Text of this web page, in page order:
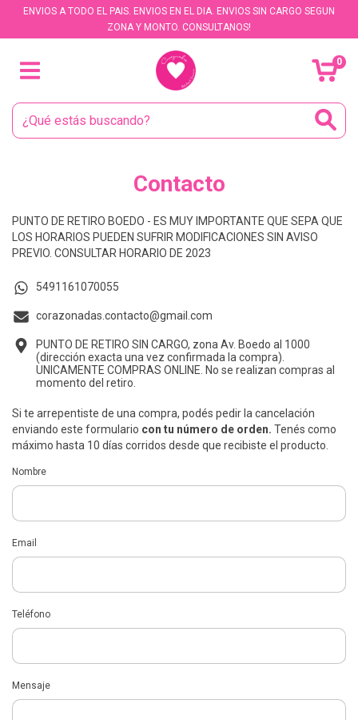
ENVIOS A TODO EL PAIS. ENVIOS EN EL DIA. ENVIOS SIN CARGO SEGUN
ZONA Y MONTO. CONSULTANOS!
0
Contacto
PUNTO DE RETIRO BOEDO - ES MUY IMPORTANTE QUE SEPA QUE
LOS HORARIOS PUEDEN SUFRIR MODIFICACIONES SIN AVISO
PREVIO. CONSULTAR HORARIO DE 2023
5491161070055
corazonadas.contacto@gmail.com
PUNTO DE RETIRO SIN CARGO, zona Av. Boedo al 1000
(dirección exacta una vez confirmada la compra).
UNICAMENTE COMPRAS ONLINE. No se realizan compras al
momento del retiro.
Si te arrepentiste de una compra, podés pedir la cancelación
enviando este formulario con tu número de orden. Tenés como
máximo hasta 10 días corridos desde que recibiste el producto.
Nombre
Email
Teléfono
Mensaje